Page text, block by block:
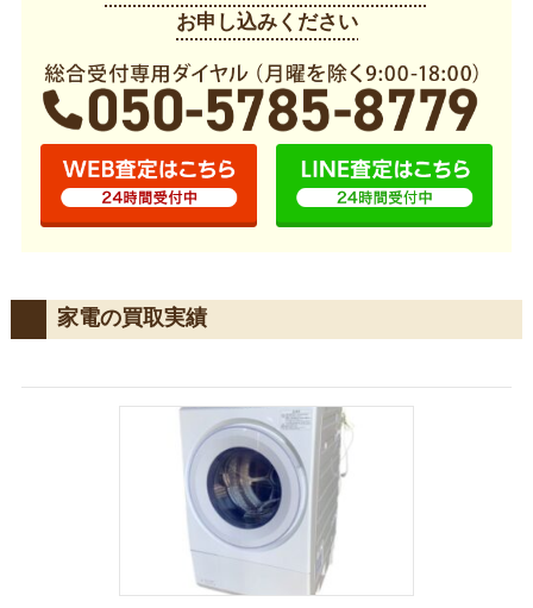
お申し込みください
家電の買取実績